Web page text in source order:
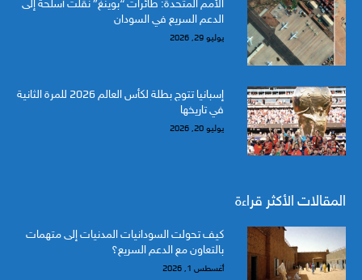
الأمم المتحدة: طائرات “بوينغ” نقلت أسلحة إلى
الدعم السريع في السودان
يوليو 29, 2026
إسبانيا تتوج بطلة لكأس العالم 2026 للمرة الثانية
في تاريخها
يوليو 20, 2026
المقالات الأكثر قراءة
كيف تحولت السودانيات المدنيات إلى متهمات
بالتعاون مع الدعم السريع؟
أغسطس 1, 2026